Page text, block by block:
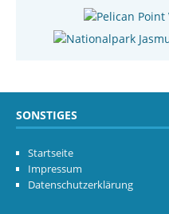
SONSTIGES
Startseite
Impressum
Datenschutzerklärung